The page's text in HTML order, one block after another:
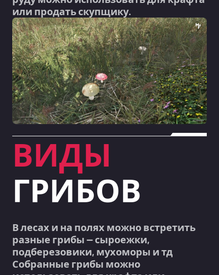
или продать скупщику.
ВИДЫ
ГРИБОВ
В лесах и на полях можно встретить
разные грибы — сыроежки,
подберезовики, мухоморы и тд
Собранные грибы можно